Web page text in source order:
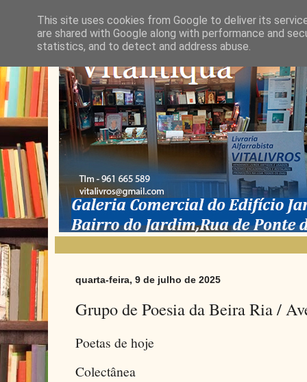
quarta-feira, 9 de julho de 2025
Grupo de Poesia da Beira Ria /
Poetas de hoje
Colectânea
This site uses cookies from Google to deliver its
are shared with Google along with performance and
statistics, and to detect and address abuse.